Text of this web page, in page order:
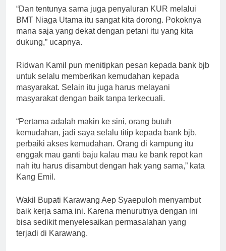
“Dan tentunya sama juga penyaluran KUR melalui
BMT Niaga Utama itu sangat kita dorong. Pokoknya
mana saja yang dekat dengan petani itu yang kita
dukung,” ucapnya.
Ridwan Kamil pun menitipkan pesan kepada bank bjb
untuk selalu memberikan kemudahan kepada
masyarakat. Selain itu juga harus melayani
masyarakat dengan baik tanpa terkecuali.
“Pertama adalah makin ke sini, orang butuh
kemudahan, jadi saya selalu titip kepada bank bjb,
perbaiki akses kemudahan. Orang di kampung itu
enggak mau ganti baju kalau mau ke bank repot kan
nah itu harus disambut dengan hak yang sama,” kata
Kang Emil.
Wakil Bupati Karawang Aep Syaepuloh menyambut
baik kerja sama ini. Karena menurutnya dengan ini
bisa sedikit menyelesaikan permasalahan yang
terjadi di Karawang.